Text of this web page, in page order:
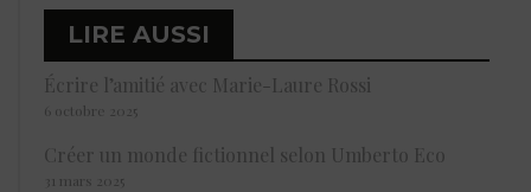
LIRE AUSSI
Écrire l’amitié avec Marie-Laure Rossi
6 octobre 2025
Créer un monde fictionnel selon Umberto Eco
31 mars 2025